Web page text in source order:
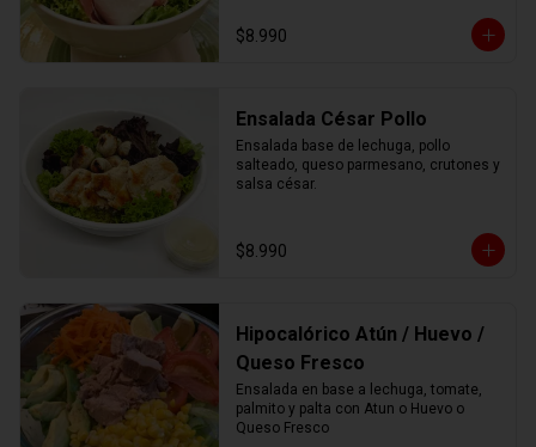
$8.990
Ensalada César Pollo
Ensalada base de lechuga, pollo
salteado, queso parmesano, crutones y
salsa césar.
$8.990
Hipocalórico Atún / Huevo /
Queso Fresco
Ensalada en base a lechuga, tomate,
palmito y palta con Atun o Huevo o
Queso Fresco